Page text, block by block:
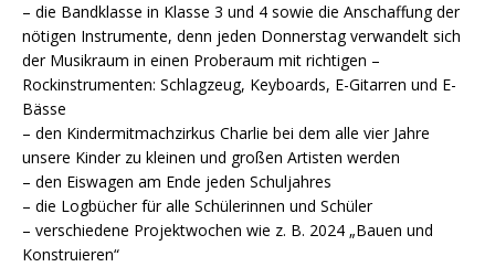
– die Bandklasse in Klasse 3 und 4 sowie die Anschaffung der
nötigen Instrumente, denn jeden Donnerstag verwandelt sich
der Musikraum in einen Proberaum mit richtigen –
Rockinstrumenten: Schlagzeug, Keyboards, E-Gitarren und E-
Bässe
– den Kindermitmachzirkus Charlie bei dem alle vier Jahre
unsere Kinder zu kleinen und großen Artisten werden
– den Eiswagen am Ende jeden Schuljahres
– die Logbücher für alle Schülerinnen und Schüler
– verschiedene Projektwochen wie z. B. 2024 „Bauen und
Konstruieren“